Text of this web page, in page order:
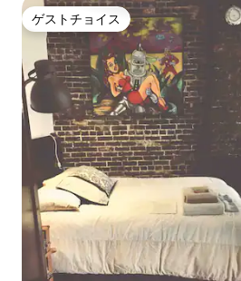
ゲストチョイス
ゲストチョイス